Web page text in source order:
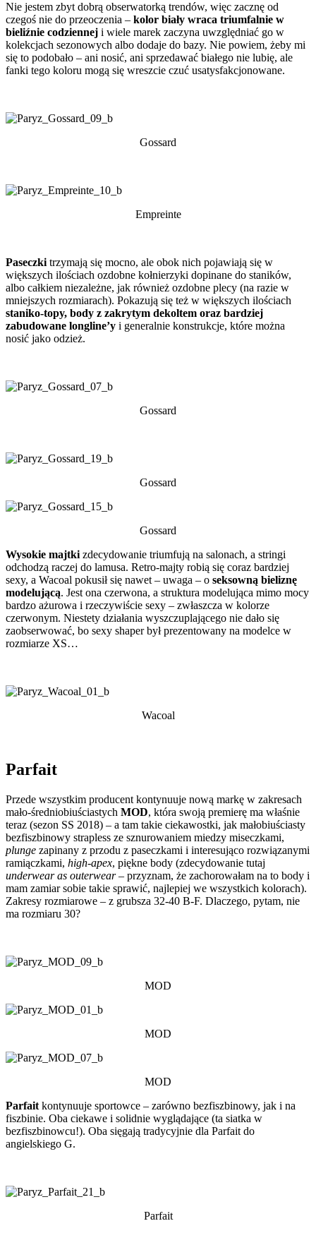
Nie jestem zbyt dobrą obserwatorką trendów, więc zacznę od
czegoś nie do przeoczenia – kolor biały wraca triumfalnie w
bieliźnie codziennej i wiele marek zaczyna uwzględniać go w
kolekcjach sezonowych albo dodaje do bazy. Nie powiem, żeby mi
się to podobało – ani nosić, ani sprzedawać białego nie lubię, ale
fanki tego koloru mogą się wreszcie czuć usatysfakcjonowane.
Gossard
Empreinte
Paseczki trzymają się mocno, ale obok nich pojawiają się w
większych ilościach ozdobne kołnierzyki dopinane do staników,
albo całkiem niezależne, jak również ozdobne plecy (na razie w
mniejszych rozmiarach). Pokazują się też w większych ilościach
staniko-topy, body z zakrytym dekoltem oraz bardziej
zabudowane longline’y i generalnie konstrukcje, które można
nosić jako odzież.
Gossard
Gossard
Gossard
Wysokie majtki zdecydowanie triumfują na salonach, a stringi
odchodzą raczej do lamusa. Retro-majty robią się coraz bardziej
sexy, a Wacoal pokusił się nawet – uwaga – o seksowną bieliznę
modelującą. Jest ona czerwona, a struktura modelująca mimo mocy
bardzo ażurowa i rzeczywiście sexy – zwłaszcza w kolorze
czerwonym. Niestety działania wyszczuplającego nie dało się
zaobserwować, bo sexy shaper był prezentowany na modelce w
rozmiarze XS…
Wacoal
Parfait
Przede wszystkim producent kontynuuje nową markę w zakresach
mało-średniobiuściastych MOD, która swoją premierę ma właśnie
teraz (sezon SS 2018) – a tam takie ciekawostki, jak małobiuściasty
bezfiszbinowy strapless ze sznurowaniem miedzy miseczkami,
plunge zapinany z przodu z paseczkami i interesująco rozwiązanymi
ramiączkami, high-apex, piękne body (zdecydowanie tutaj
underwear as outerwear– przyznam, że zachorowałam na to body i
mam zamiar sobie takie sprawić, najlepiej we wszystkich kolorach).
Zakresy rozmiarowe – z grubsza 32-40 B-F. Dlaczego, pytam, nie
ma rozmiaru 30?
MOD
MOD
MOD
Parfait kontynuuje sportowce – zarówno bezfiszbinowy, jak i na
fiszbinie. Oba ciekawe i solidnie wyglądające (ta siatka w
bezfiszbinowcu!). Oba sięgają tradycyjnie dla Parfait do
angielskiego G.
Parfait